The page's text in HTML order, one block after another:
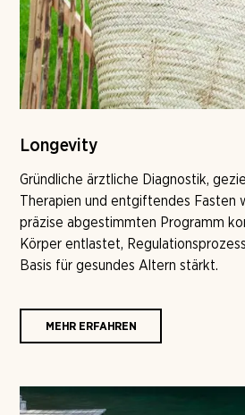
Longevity
Gründliche ärztliche Diagnostik,
Therapien und entgiftendes Fasten
präzise abgestimmten Programm
Körper entlastet,
Basis für gesundes Altern stärkt.
MEHR ERFAHREN